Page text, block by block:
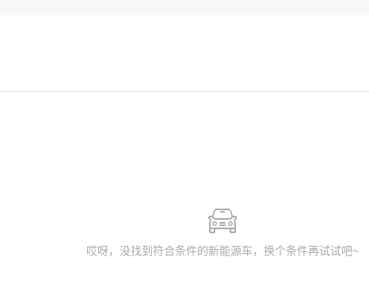
哎呀，没找到符合条件的新能源车，换个条件再试试吧~